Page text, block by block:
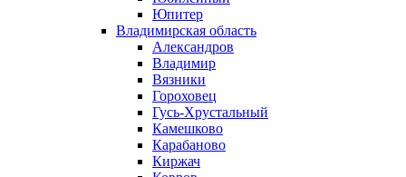
Юпитер
Владимирская область
Александров
Владимир
Вязники
Гороховец
Гусь-Хрустальный
Камешково
Карабаново
Киржач